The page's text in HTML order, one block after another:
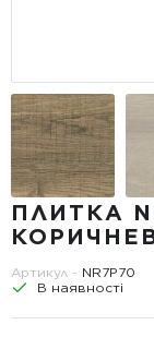
ПЛИТКА
Артикул - NR7P70
В наявності